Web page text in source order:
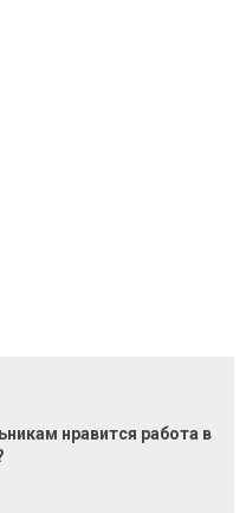
нравится работа в